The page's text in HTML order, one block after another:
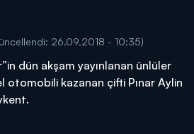
26.09.2018 - 10:35)
dün akşam yayınlanan ünlüler
otomobili kazanan çifti Pınar Aylin